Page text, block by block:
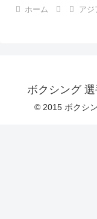
ホーム アジ
ボクシング
© 2015 ボクシ